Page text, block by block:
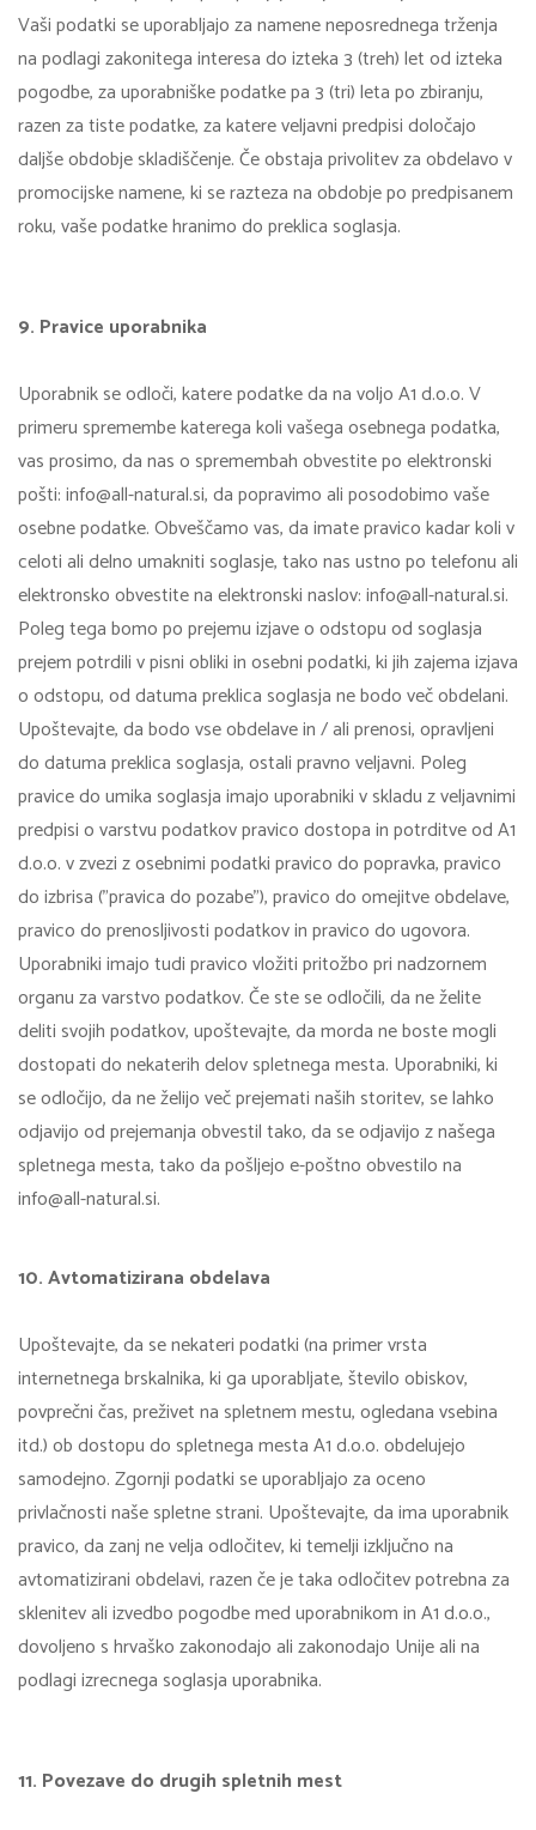
Vaši podatki se uporabljajo za namene neposrednega trženja
na podlagi zakonitega interesa do izteka 3 (treh) let od izteka
pogodbe, za uporabniške podatke pa 3 (tri) leta po zbiranju,
razen za tiste podatke, za katere veljavni predpisi določajo
daljše obdobje skladiščenje. Če obstaja privolitev za obdelavo v
promocijske namene, ki se razteza na obdobje po predpisanem
roku, vaše podatke hranimo do preklica soglasja.
9. Pravice uporabnika
Uporabnik se odloči, katere podatke da na voljo A1 d.o.o. V
primeru spremembe katerega koli vašega osebnega podatka,
vas prosimo, da nas o spremembah obvestite po elektronski
pošti: info@all-natural.si, da popravimo ali posodobimo vaše
osebne podatke. Obveščamo vas, da imate pravico kadar koli v
celoti ali delno umakniti soglasje, tako nas ustno po telefonu ali
elektronsko obvestite na elektronski naslov: info@all-natural.si.
Poleg tega bomo po prejemu izjave o odstopu od soglasja
prejem potrdili v pisni obliki in osebni podatki, ki jih zajema izjava
o odstopu, od datuma preklica soglasja ne bodo več obdelani.
Upoštevajte, da bodo vse obdelave in / ali prenosi, opravljeni
do datuma preklica soglasja, ostali pravno veljavni. Poleg
pravice do umika soglasja imajo uporabniki v skladu z veljavnimi
predpisi o varstvu podatkov pravico dostopa in potrditve od A1
d.o.o. v zvezi z osebnimi podatki pravico do popravka, pravico
do izbrisa ("pravica do pozabe"), pravico do omejitve obdelave,
pravico do prenosljivosti podatkov in pravico do ugovora.
Uporabniki imajo tudi pravico vložiti pritožbo pri nadzornem
organu za varstvo podatkov. Če ste se odločili, da ne želite
deliti svojih podatkov, upoštevajte, da morda ne boste mogli
dostopati do nekaterih delov spletnega mesta. Uporabniki, ki
se odločijo, da ne želijo več prejemati naših storitev, se lahko
odjavijo od prejemanja obvestil tako, da se odjavijo z našega
spletnega mesta, tako da pošljejo e-poštno obvestilo na
info@all-natural.si.
10. Avtomatizirana obdelava
Upoštevajte, da se nekateri podatki (na primer vrsta
internetnega brskalnika, ki ga uporabljate, število obiskov,
povprečni čas, preživet na spletnem mestu, ogledana vsebina
itd.) ob dostopu do spletnega mesta A1 d.o.o. obdelujejo
samodejno. Zgornji podatki se uporabljajo za oceno
privlačnosti naše spletne strani. Upoštevajte, da ima uporabnik
pravico, da zanj ne velja odločitev, ki temelji izključno na
avtomatizirani obdelavi, razen če je taka odločitev potrebna za
sklenitev ali izvedbo pogodbe med uporabnikom in A1 d.o.o.,
dovoljeno s hrvaško zakonodajo ali zakonodajo Unije ali na
podlagi izrecnega soglasja uporabnika.
11. Povezave do drugih spletnih mest